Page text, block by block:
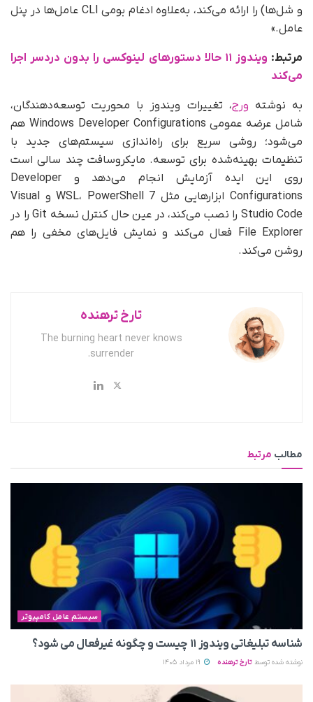
و شل‌ها) را ارائه می‌کند، به‌علاوه ادغام بومی CLI عامل‌ها در پنل
عامل.»
مرتبط:
ویندوز ۱۱ حالا دستورهای لینوکسی را بدون دردسر اجرا
می‌کند
به نوشته ورج، تغییرات ویندوز با محوریت توسعه‌دهندگان،
شامل عرضه عمومی Windows Developer Configurations هم
می‌شود؛ روشی سریع برای راه‌اندازی سیستم‌های جدید با
تنظیمات بهینه‌شده برای توسعه. مایکروسافت چند سالی است
روی این ایده آزمایش انجام می‌دهد و Developer
Configurations ابزارهایی مثل WSL، PowerShell 7 و Visual
Studio Code را نصب می‌کند، در عین حال کنترل نسخه Git را در
File Explorer فعال می‌کند و نمایش فایل‌های مخفی را هم
روشن می‌کند.
تارخ ترهنده
The burning heart never knows
surrender.
مطالب مرتبط
سیستم عامل کامپیوتر
شناسه تبلیغاتی ویندوز ۱۱ چیست و چگونه غیرفعال می‌ شود؟
نوشته شده توسط تارخ ترهنده